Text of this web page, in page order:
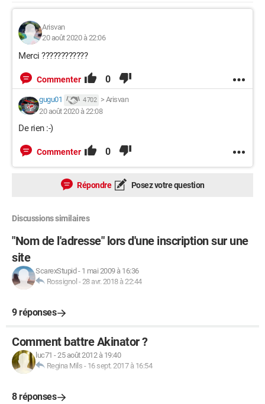
Arisvan
20 août 2020 à 22:06
Merci ????????????
Commenter 0
gugu01 4 702 > Arisvan
20 août 2020 à 22:08
De rien :-)
Commenter 0
Répondre Posez votre question
Discussions similaires
"Nom de l'adresse" lors d'une inscription sur une
site
ScarexStupid - 1 mai 2009 à 16:36
Rossignol -28 avr. 2018 à 22:44
9 réponses
Comment battre Akinator ?
luc71 -25 août 2012 à 19:40
Regina Mils - 16 sept. 2017 à 16:54
8 réponses